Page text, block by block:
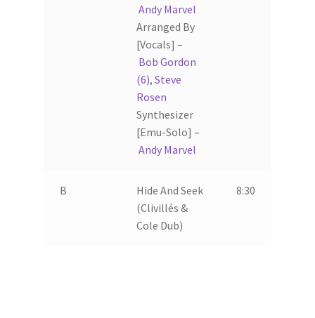
Andy Marvel
Arranged By
[Vocals] –
Bob Gordon
(6), Steve
Rosen
Synthesizer
[Emu-Solo] –
Andy Marvel
B
Hide And Seek
(Clivillés &
Cole Dub)
8:30